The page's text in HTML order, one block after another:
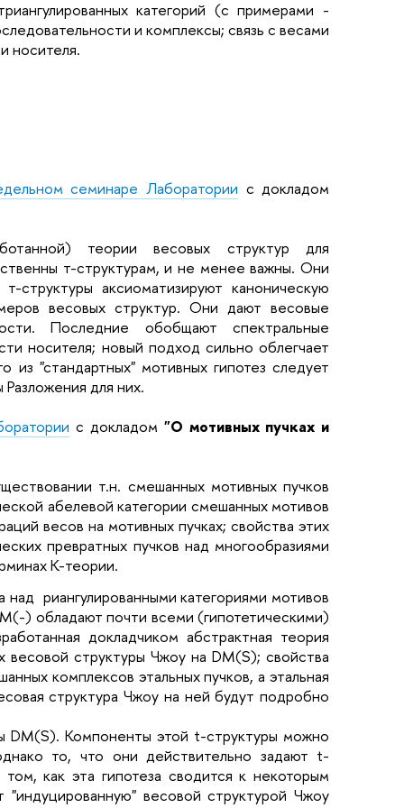
категорий (с примерами -
и комплексы; связь с весами
носителя.
семинаре Лаборатории с докладом
теории весовых структур для
т-структурам, и не менее важны. Они
структуры аксиоматизируют каноническую
весовых структур. Они дают весовые
Последние обобщают спектральные
носителя; новый подход сильно облегчает
из "стандартных" мотивных гипотез следует
для них.
с докладом "О мотивных пучках и
т.н. смешанных мотивных пучков
абелевой категории смешанных мотивов
весов на мотивных пучках; свойства этих
превратных пучков над многообразиями
K-теории.
риангулированными категориями мотивов
) обладают почти всеми (гипотетическими)
докладчиком абстрактная теория
весовой структуры Чжоу на DM(S); свойства
комплексов этальных пучков, а этальная
структура Чжоу на ней будут подробно
DM(S). Компоненты этой t-структуры можно
то, что они действительно задают t-
как эта гипотеза сводится к некоторым
весовой структурой Чжоу